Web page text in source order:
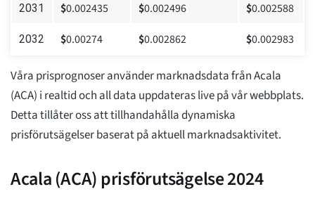
2031 $0.002435 $0.002496 $0.002588
2032 $0.00274 $0.002862 $0.002983
Våra prisprognoser använder marknadsdata från Acala
(ACA) i realtid och all data uppdateras live på vår webbplats.
Detta tillåter oss att tillhandahålla dynamiska
prisförutsägelser baserat på aktuell marknadsaktivitet.
Acala (ACA) prisförutsägelse 2024